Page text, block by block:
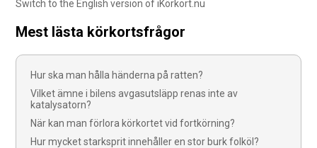
Switch to the English version of iKörkort.nu
Mest lästa körkortsfrågor
Hur ska man hålla händerna på ratten?
Vilket ämne i bilens avgasutsläpp renas inte av
katalysatorn?
När kan man förlora körkortet vid fortkörning?
Hur mycket starksprit innehåller en stor burk folköl?